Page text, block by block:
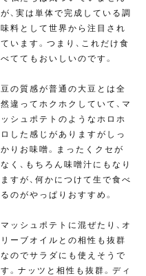
が、実は単体で完成している調
味料として世界から注目され
ています。つまり、これだけ食
べててもおいしいのです。
豆の質感が普通の大豆とは全
然違ってホクホクしていて、マ
ッシュポテトのようなホロホ
ロした感じがありますがしっ
かりお味噌。まったくクセが
なく、もちろん味噌汁にもなり
ますが、何かにつけて生で食べ
るのがやっぱりおすすめ。
マッシュポテトに混ぜたり、オ
リーブオイルとの相性も抜群
なのでサラダにも使えそうで
す。ナッツと相性も抜群。ディ